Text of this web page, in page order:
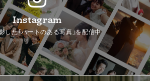
Instagram
した「ハートのある写真」を配信中